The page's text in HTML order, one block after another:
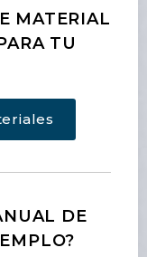
MATERIAL
TU
DE